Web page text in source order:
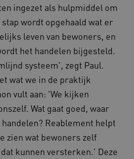
ingezet als hulpmiddel om
wordt opgehaald wat er
leven van bewoners, en
het handelen bijgesteld.
systeem', zegt Paul.
wat we in de praktijk
vult aan: 'We kijken
Wat gaat goed, waar
Reablement helpt
zien wat bewoners zelf
kunnen versterken.' Deze